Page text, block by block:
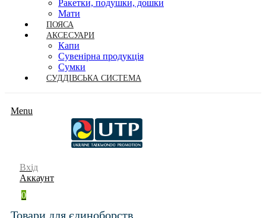
Ракетки, подушки, дошки
Мати
ПОЯСА
АКСЕСУАРИ
Капи
Сувенірна продукція
Сумки
СУДДІВСЬКА СИСТЕМА
Menu
Вхід
Аккаунт
0
Товари для єдиноборств